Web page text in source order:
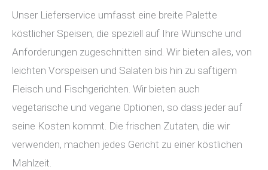
Unser Lieferservice umfasst eine breite Palette
köstlicher Speisen, die speziell auf Ihre Wünsche und
Anforderungen zugeschnitten sind. Wir bieten alles, von
leichten Vorspeisen und Salaten bis hin zu saftigem
Fleisch und Fischgerichten. Wir bieten auch
vegetarische und vegane Optionen, so dass jeder auf
seine Kosten kommt. Die frischen Zutaten, die wir
verwenden, machen jedes Gericht zu einer köstlichen
Mahlzeit.